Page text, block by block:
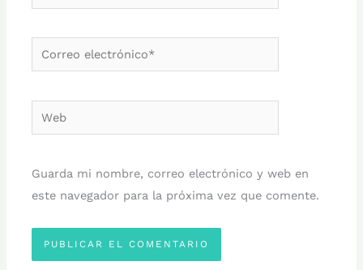
Correo
electrónico*
Web
Guarda mi nombre, correo electrónico y web en
este navegador para la próxima vez que comente.